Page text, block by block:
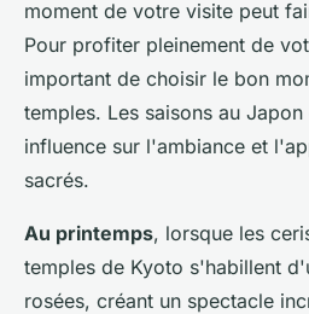
moment de votre visite peut
Pour profiter pleinement de
important de choisir le bon
temples. Les saisons au
influence sur l'ambiance et
sacrés.
Au printemps, lorsque les
temples de Kyoto s'habillent
rosées, créant un spectacle